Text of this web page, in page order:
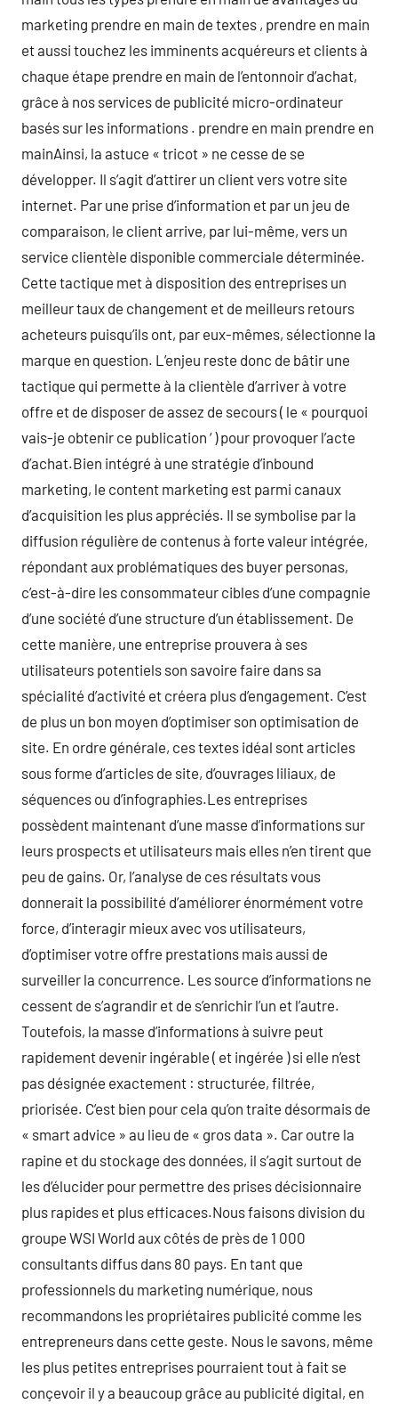
marketing prendre en main de textes , prendre en main
et aussi touchez les imminents acquéreurs et clients à
chaque étape prendre en main de l’entonnoir d’achat,
grâce à nos services de publicité micro-ordinateur
basés sur les informations . prendre en main prendre en
mainAinsi, la astuce « tricot » ne cesse de se
développer. Il s’agit d’attirer un client vers votre site
internet. Par une prise d’information et par un jeu de
comparaison, le client arrive, par lui-même, vers un
service clientèle disponible commerciale déterminée.
Cette tactique met à disposition des entreprises un
meilleur taux de changement et de meilleurs retours
acheteurs puisqu’ils ont, par eux-mêmes, sélectionne la
marque en question. L’enjeu reste donc de bâtir une
tactique qui permette à la clientèle d’arriver à votre
offre et de disposer de assez de secours ( le « pourquoi
vais-je obtenir ce publication ‘ ) pour provoquer l’acte
d’achat.Bien intégré à une stratégie d’inbound
marketing, le content marketing est parmi canaux
d’acquisition les plus appréciés. Il se symbolise par la
diffusion régulière de contenus à forte valeur intégrée,
répondant aux problématiques des buyer personas,
c’est-à-dire les consommateur cibles d’une compagnie
d’une société d’une structure d’un établissement. De
cette manière, une entreprise prouvera à ses
utilisateurs potentiels son savoire faire dans sa
spécialité d’activité et créera plus d’engagement. C’est
de plus un bon moyen d’optimiser son optimisation de
site. En ordre générale, ces textes idéal sont articles
sous forme d’articles de site, d’ouvrages liliaux, de
séquences ou d’infographies.Les entreprises
possèdent maintenant d’une masse d’informations sur
leurs prospects et utilisateurs mais elles n’en tirent que
peu de gains. Or, l’analyse de ces résultats vous
donnerait la possibilité d’améliorer énormément votre
force, d’interagir mieux avec vos utilisateurs,
d’optimiser votre offre prestations mais aussi de
surveiller la concurrence. Les source d’informations ne
cessent de s’agrandir et de s’enrichir l’un et l’autre.
Toutefois, la masse d’informations à suivre peut
rapidement devenir ingérable ( et ingérée ) si elle n’est
pas désignée exactement : structurée, filtrée,
priorisée. C’est bien pour cela qu’on traite désormais de
« smart advice » au lieu de « gros data ». Car outre la
rapine et du stockage des données, il s’agit surtout de
les d’élucider pour permettre des prises décisionnaire
plus rapides et plus efficaces.Nous faisons division du
groupe WSI World aux côtés de près de 1 000
consultants diffus dans 80 pays. En tant que
professionnels du marketing numérique, nous
recommandons les propriétaires publicité comme les
entrepreneurs dans cette geste. Nous le savons, même
les plus petites entreprises pourraient tout à fait se
conçevoir il y a beaucoup grâce au publicité digital, en